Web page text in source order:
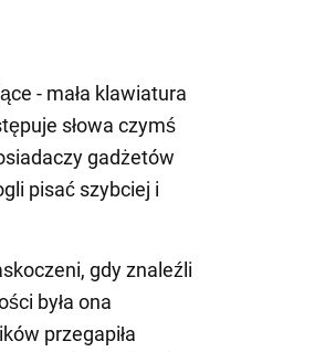
- mała klawiatura
słowa czymś
gadżetów
pisać szybciej i
gdy znaleźli
była ona
przegapiła